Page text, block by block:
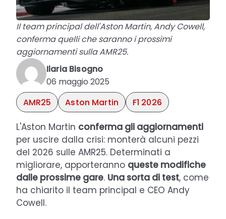
Il team principal dell'Aston Martin, Andy Cowell,
conferma quelli che saranno i prossimi
aggiornamenti sulla AMR25.
Ilaria Bisogno
06 maggio 2025
AMR25
Aston Martin F1 2026
L'Aston Martin conferma gli aggiornamenti
per uscire dalla crisi: monterà alcuni pezzi
del 2026 sulle AMR25. Determinati a
migliorare, apporteranno queste modifiche
dalle prossime gare. Una sorta di test, come
ha chiarito il team principal e CEO Andy
Cowell.